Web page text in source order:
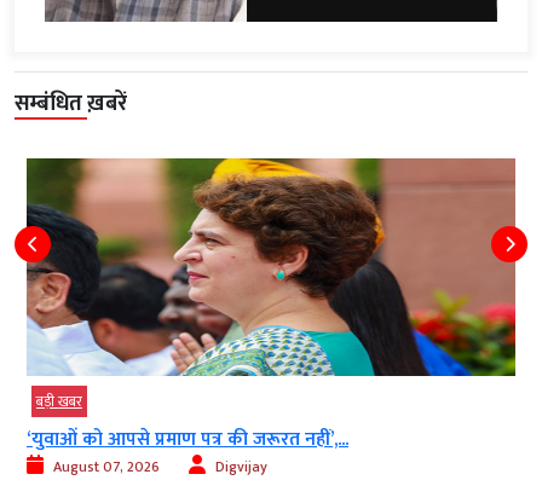
सम्बंधित ख़बरें
बड़ी खबर
‘युवाओं को आपसे प्रमाण पत्र की जरूरत नहीं’,...
August 07, 2026 Digvijay